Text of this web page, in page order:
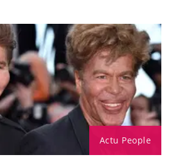
Actu People